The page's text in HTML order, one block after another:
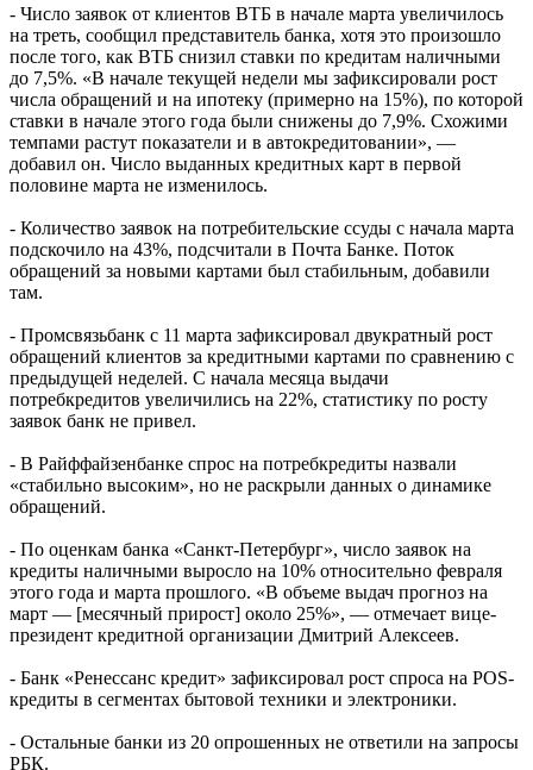
- Число заявок от клиентов ВТБ в начале марта увеличилось
на треть, сообщил представитель банка, хотя это произошло
после того, как ВТБ снизил ставки по кредитам наличными
до 7,5%. «В начале текущей недели мы зафиксировали рост
числа обращений и на ипотеку (примерно на 15%), по которой
ставки в начале этого года были снижены до 7,9%. Схожими
темпами растут показатели и в автокредитовании», —
добавил он. Число выданных кредитных карт в первой
половине марта не изменилось.
- Количество заявок на потребительские ссуды с начала марта
подскочило на 43%, подсчитали в Почта Банке. Поток
обращений за новыми картами был стабильным, добавили
там.
- Промсвязьбанк с 11 марта зафиксировал двукратный рост
обращений клиентов за кредитными картами по сравнению с
предыдущей неделей. С начала месяца выдачи
потребкредитов увеличились на 22%, статистику по росту
заявок банк не привел.
- В Райффайзенбанке спрос на потребкредиты назвали
«стабильно высоким», но не раскрыли данных о динамике
обращений.
- По оценкам банка «Санкт-Петербург», число заявок на
кредиты наличными выросло на 10% относительно февраля
этого года и марта прошлого. «В объеме выдач прогноз на
март — [месячный прирост] около 25%», — отмечает вице-
президент кредитной организации Дмитрий Алексеев.
- Банк «Ренессанс кредит» зафиксировал рост спроса на POS-
кредиты в сегментах бытовой техники и электроники.
- Остальные банки из 20 опрошенных не ответили на запросы
РБК.